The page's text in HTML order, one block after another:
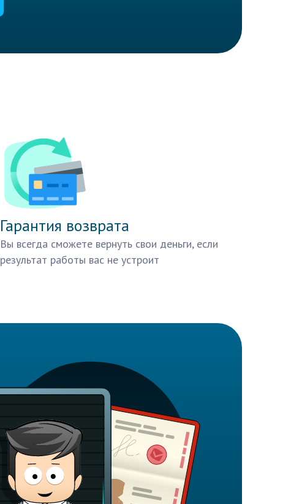
Гарантия возврата
Вы всегда сможете вернуть свои деньги, если
результат работы вас не устроит